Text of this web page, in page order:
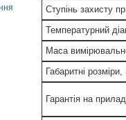
Ступінь захисту
Температурний
Маса
Габаритні
Гарантія на прилад